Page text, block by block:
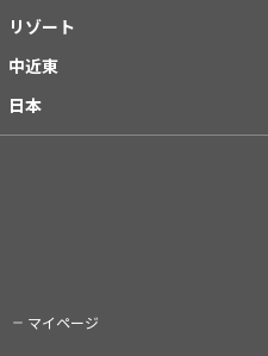
リゾート
中近東
日本
マイページ